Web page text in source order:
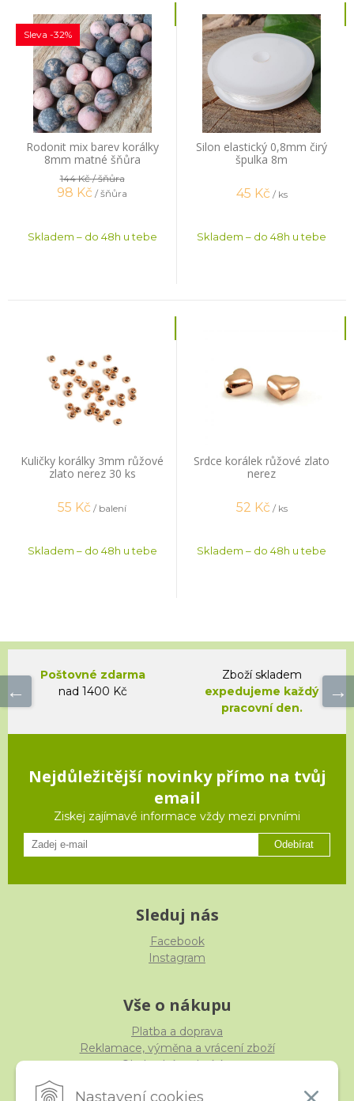
Nastavení cookies
Rodonit mix barev korálky
8mm matné šňůra
Sleva -32%
144 Kč/ šňůra
98 Kč / šňůra
Skladem – do 48h u tebe
Silon elastický 0,8mm čirý
špulka 8m
45 Kč / ks
Skladem – do 48h u tebe
Kuličky korálky 3mm růžové
zlato nerez 30 ks
55 Kč / balení
Skladem – do 48h u tebe
Srdce korálek růžové zlato
nerez
52 Kč / ks
Skladem – do 48h u tebe
Poštovné zdarma
nad 1400 Kč
Zboží skladem
expedujeme každý
pracovní den.
Nejdůležitější novinky přímo na tvůj
email
Ziskej zajímavé informace vždy mezi prvními
Odebírat
Sleduj nás
Facebook
Instagram
Vše o nákupu
Platba a doprava
Reklamace, výměna a vrácení zboží
Obchodní podmínky